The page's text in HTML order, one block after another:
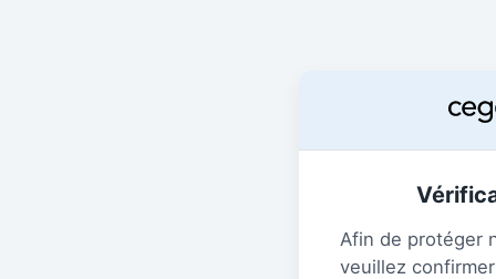
Afin de protéger
veuillez